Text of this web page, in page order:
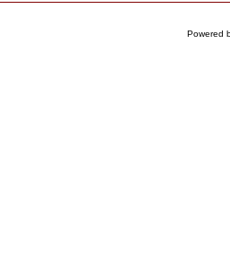
Powered